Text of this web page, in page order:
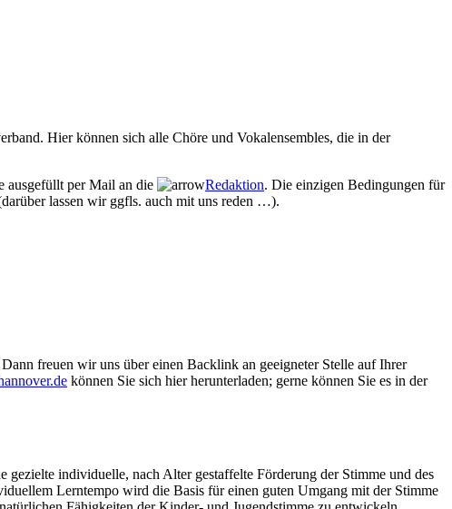
Hier können sich alle Chöre und Vokalensembles, die in der
ausgefüllt per Mail an die Redaktion. Die einzigen Bedingungen für
lassen wir ggfls. auch mit uns reden …).
freuen wir uns über einen Backlink an geeigneter Stelle auf Ihrer
können Sie sich hier herunterladen; gerne können Sie es in der
individuelle, nach Alter gestaffelte Förderung der Stimme und des
Lerntempo wird die Basis für einen guten Umgang mit der Stimme